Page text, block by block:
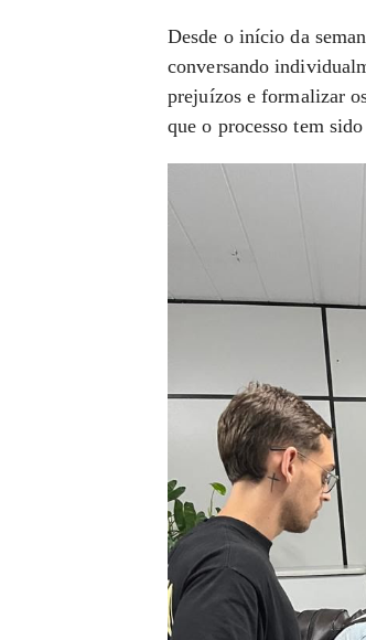
Desde o início da
conversando
prejuízos e formalizar
que o processo tem